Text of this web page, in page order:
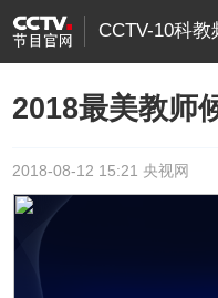
CCTV-10科教
2018最美教师
2018-08-12 15:21 央视网